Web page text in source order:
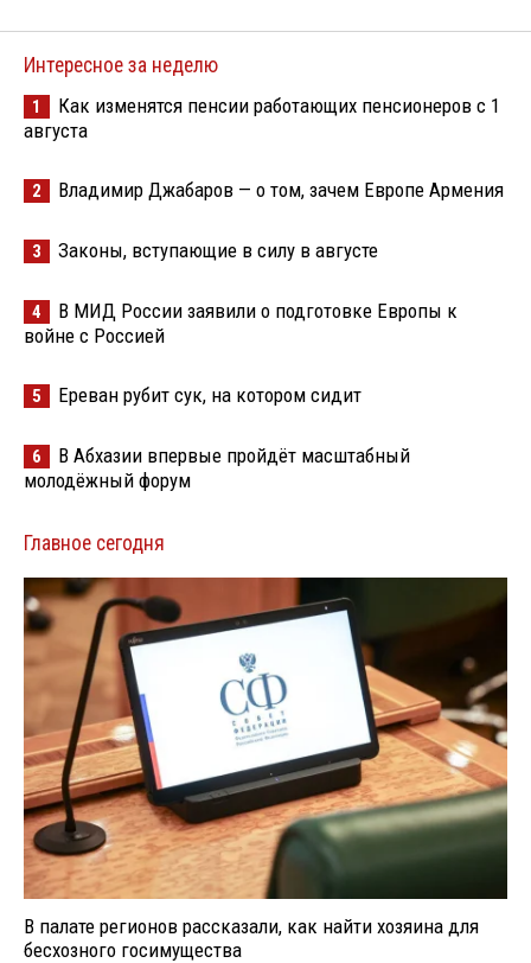
Интересное за неделю
1
Как изменятся пенсии работающих пенсионеров с 1
августа
2 Владимир Джабаров — о том, зачем Европе Армения
3 Законы, вступающие в силу в августе
4
В МИД России заявили о подготовке Европы к
войне с Россией
5 Ереван рубит сук, на котором сидит
6
В Абхазии впервые пройдёт масштабный
молодёжный форум
Главное сегодня
В палате регионов рассказали, как найти хозяина для
бесхозного госимущества